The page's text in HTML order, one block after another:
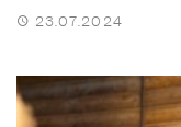
23.07.2024